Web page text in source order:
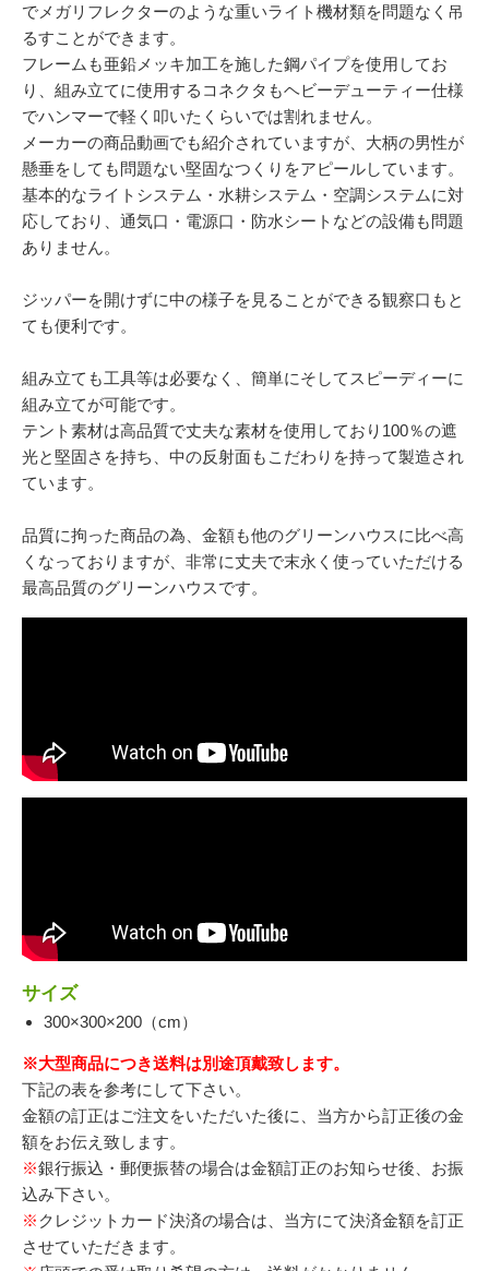
でメガリフレクターのような重いライト機材類を問題なく吊
るすことができます。
フレームも亜鉛メッキ加工を施した鋼パイプを使用してお
り、組み立てに使用するコネクタもヘビーデューティー仕様
でハンマーで軽く叩いたくらいでは割れません。
メーカーの商品動画でも紹介されていますが、大柄の男性が
懸垂をしても問題ない堅固なつくりをアピールしています。
基本的なライトシステム・水耕システム・空調システムに対
応しており、通気口・電源口・防水シートなどの設備も問題
ありません。
ジッパーを開けずに中の様子を見ることができる観察口もと
ても便利です。
組み立ても工具等は必要なく、簡単にそしてスピーディーに
組み立てが可能です。
テント素材は高品質で丈夫な素材を使用しており100％の遮
光と堅固さを持ち、中の反射面もこだわりを持って製造され
ています。
品質に拘った商品の為、金額も他のグリーンハウスに比べ高
くなっておりますが、非常に丈夫で末永く使っていただける
最高品質のグリーンハウスです。
サイズ
300×300×200（cm）
※大型商品につき送料は別途頂戴致します。
下記の表を参考にして下さい。
金額の訂正はご注文をいただいた後に、当方から訂正後の金
額をお伝え致します。
※銀行振込・郵便振替の場合は金額訂正のお知らせ後、お振
込み下さい。
※ クレジットカード決済の場合は、当方にて決済金額を訂正
させていただきます。